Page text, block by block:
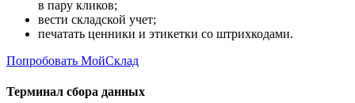
в пару кликов;
вести складской учет;
печатать ценники и этикетки со штрихкодами.
Попробовать МойСклад
Терминал сбора данных